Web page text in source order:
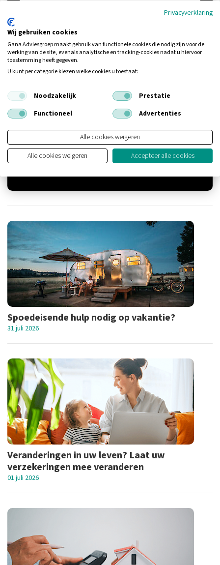
U geeft hierbij toestemming voor het gebruik van de door u
ingevulde gegevens om u te informeren over onze
Versturen
Spoedeisende hulp nodig op vakantie?
31 juli 2026
Veranderingen in uw leven? Laat uw
verzekeringen mee veranderen
01 juli 2026
Privacyverklaring
Wij gebruiken cookies
Gana Adviesgroep maakt gebruik van functionele cookies die nodig zijn voor de
werking van de site, evenals analytische en tracking‑cookies nadat u hiervoor
toestemming heeft gegeven.
U kunt per categorie kiezen welke cookies u toestaat:
Noodzakelijk
Prestatie
Functioneel
Advertenties
Alle cookies weigeren
Alle cookies weigeren
Accepteer alle cookies